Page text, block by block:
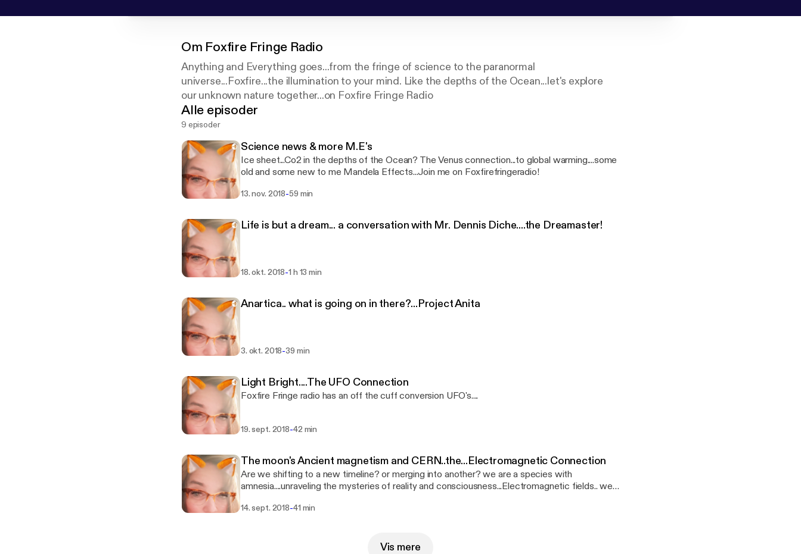
Om Foxfire Fringe Radio
Anything and Everything goes...from the fringe of science to the paranormal
universe...Foxfire...the illumination to your mind. Like the depths of the Ocean...let's explore
our unknown nature together...on Foxfire Fringe Radio
Alle episoder
9 episoder
Science news & more M.E's
Ice sheet...Co2 in the depths of the Ocean? The Venus connection...to global warming....some
old and some new to me Mandela Effects...Join me on Foxfirefringeradio!
13. nov. 2018-59 min
Life is but a dream... a conversation with Mr. Dennis Diche....the Dreamaster!
18. okt. 2018-1 h 13 min
Anartica.. what is going on in there?...Project Anita
3. okt. 2018-39 min
Light Bright....The UFO Connection
Foxfire Fringe radio has an off the cuff conversion UFO's....
19. sept. 2018-42 min
The moon's Ancient magnetism and CERN..the...Electromagnetic Connection
Are we shifting to a new timeline? or merging into another? we are a species with
amnesia....unraveling the mysteries of reality and consciousness...Electromagnetic fields.. we
14. sept. 2018-41 min
Vis mere